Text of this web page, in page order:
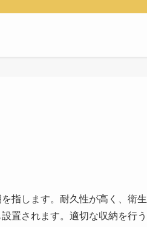
指します。耐久性が高く、衛生
置されます。適切な収納を行う